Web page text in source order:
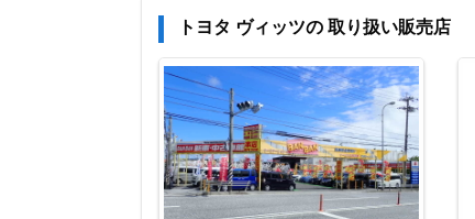
トヨタ ヴィッツの 取り扱い販売店